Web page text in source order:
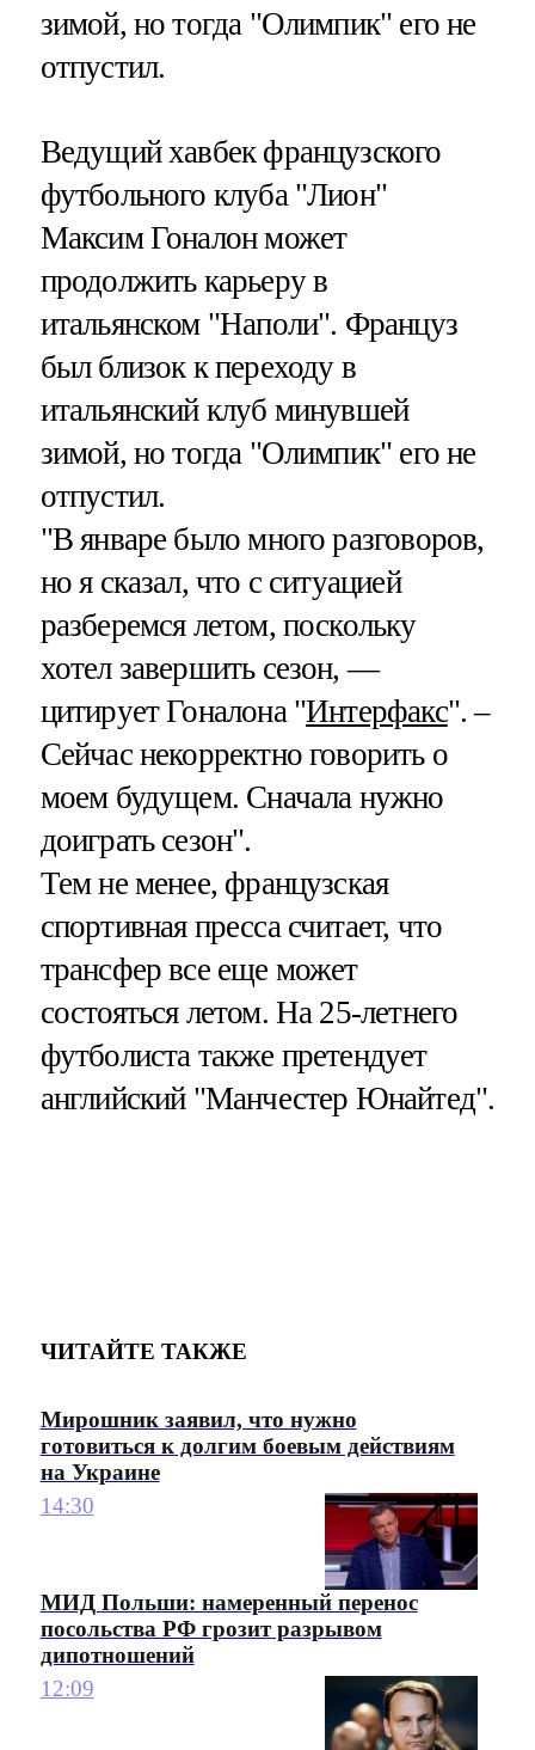
зимой, но тогда "Олимпик" его не
отпустил.
Ведущий хавбек французского
футбольного клуба "Лион"
Максим Гоналон может
продолжить карьеру в
итальянском "Наполи". Француз
был близок к переходу в
итальянский клуб минувшей
зимой, но тогда "Олимпик" его не
отпустил.
"В январе было много разговоров,
но я сказал, что с ситуацией
разберемся летом, поскольку
хотел завершить сезон, —
цитирует Гоналона "Интерфакс". –
Сейчас некорректно говорить о
моем будущем. Сначала нужно
доиграть сезон".
Тем не менее, французская
спортивная пресса считает, что
трансфер все еще может
состояться летом. На 25-летнего
футболиста также претендует
английский "Манчестер Юнайтед".
ЧИТАЙТЕ ТАКЖЕ
Мирошник заявил, что нужно
готовиться к долгим боевым действиям
на Украине
14:30
МИД Польши: намеренный перенос
посольства РФ грозит разрывом
дипотношений
12:09